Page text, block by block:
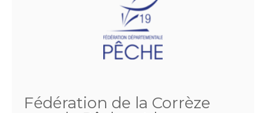
Fédération de la Corrèze